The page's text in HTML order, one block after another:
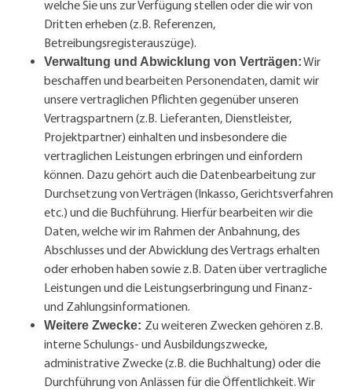
welche Sie uns zur Verfügung stellen oder die wir von
Dritten erheben (z.B. Referenzen,
Betreibungsregisterauszüge).
Verwaltung und Abwicklung von Verträgen:Wir
beschaffen und bearbeiten Personendaten, damit wir
unsere vertraglichen Pflichten gegenüber unseren
Vertragspartnern (z.B. Lieferanten, Dienstleister,
Projektpartner) einhalten und insbesondere die
vertraglichen Leistungen erbringen und einfordern
können. Dazu gehört auch die Datenbearbeitung zur
Durchsetzung von Verträgen (Inkasso, Gerichtsverfahren
etc.) und die Buchführung. Hierfür bearbeiten wir die
Daten, welche wir im Rahmen der Anbahnung, des
Abschlusses und der Abwicklung des Vertrags erhalten
oder erhoben haben sowie z.B. Daten über vertragliche
Leistungen und die Leistungserbringung und Finanz-
und Zahlungsinformationen.
Weitere Zwecke: Zu weiteren Zwecken gehören z.B.
interne Schulungs- und Ausbildungszwecke,
administrative Zwecke (z.B. die Buchhaltung) oder die
Durchführung von Anlässen für die Öffentlichkeit. Wir